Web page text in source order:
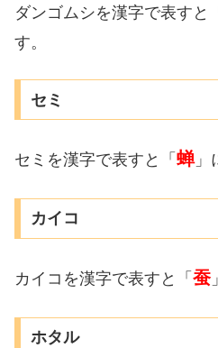
ダンゴムシを漢字で表すと
す。
セミ
セミを漢字で表すと「 蝉」
カイコ
カイコを漢字で表すと「 蚕
ホタル